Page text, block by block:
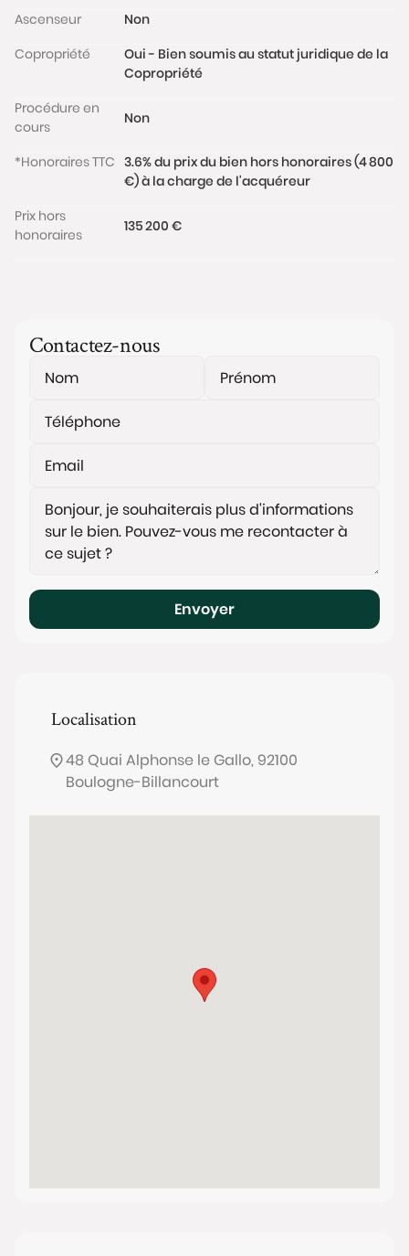
Ascenseur
Non
Copropriété
Oui - Bien soumis au statut juridique de la
Copropriété
Procédure en
cours
Non
*Honoraires TTC 3.6% du prix du bien hors honoraires (4 800
€) à la charge de l'acquéreur
Prix hors
honoraires
135 200 €
Contactez-nous
Envoyer
Localisation
48 Quai Alphonse le Gallo, 92100
Boulogne-Billancourt